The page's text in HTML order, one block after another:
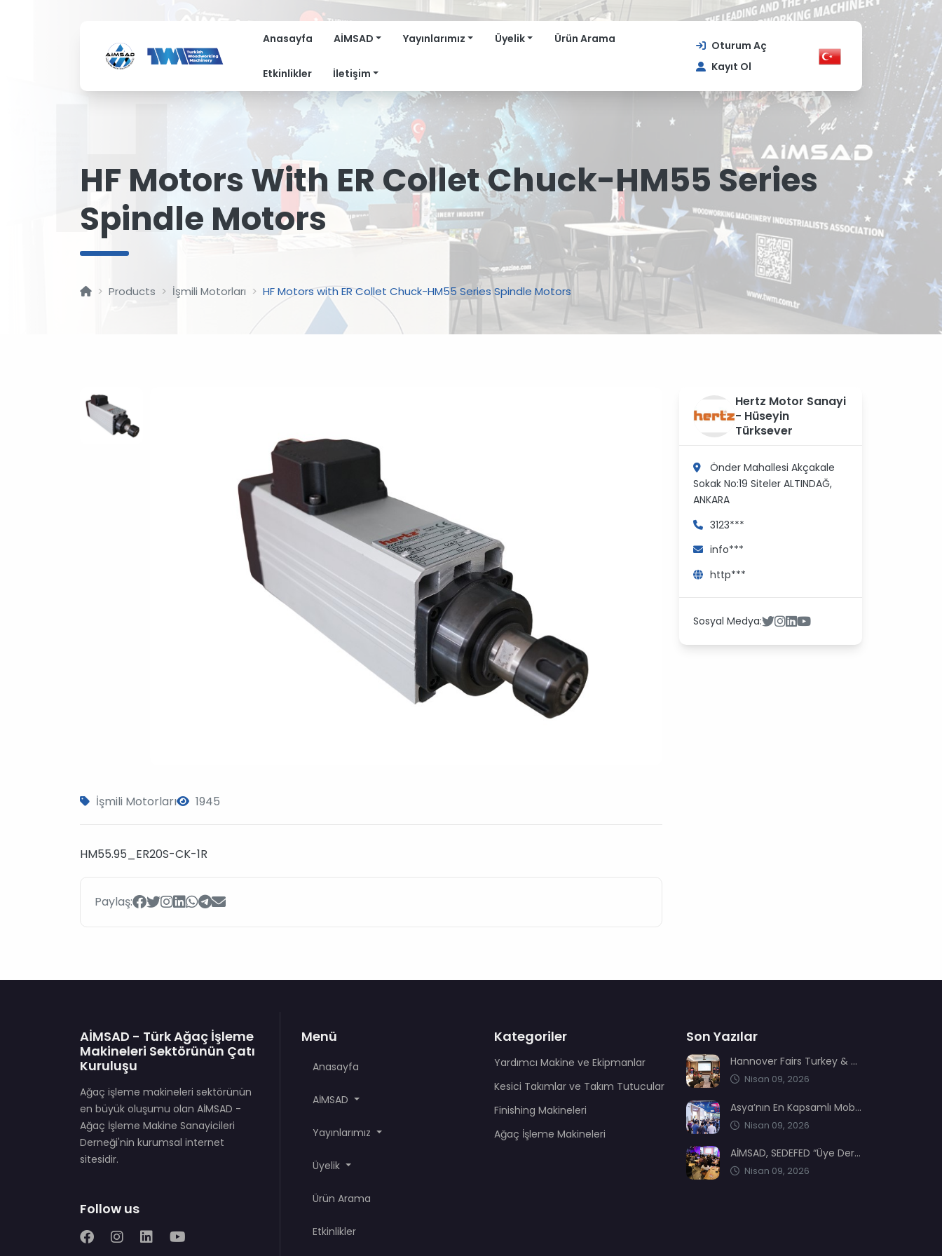
Anasayfa AİMSAD Yayınlarımız Üyelik Ürün Arama
Etkinlikler İletişim
Oturum Aç
Kayıt Ol
H
HF Motors With ER Collet Chuck-HM55 Series
Spindle Motors
Products İşmili Motorları HF Motors with ER Collet Chuck-HM55 Series Spindle Motors
İşmili Motorları 1945
HM55.95_ER20S-CK-1R
Paylaş:
Hertz Motor Sanayi
- Hüseyin
Türksever
Önder Mahallesi Akçakale
Sokak No:19 Siteler ALTINDAĞ,
ANKARA
3123***
info***
http***
Sosyal Medya:
AİMSAD - Türk Ağaç İşleme
Makineleri Sektörünün Çatı
Kuruluşu
Ağaç işleme makineleri sektörünün
en büyük oluşumu olan AİMSAD -
Ağaç İşleme Makine Sanayicileri
Derneği'nin kurumsal internet
sitesidir.
Follow us
Menü
Anasayfa
AİMSAD
Yayınlarımız
Üyelik
Ürün Arama
Etkinlikler
Kategoriler
Yardımcı Makine ve Ekipmanlar
Kesici Takımlar ve Takım Tutucular
Finishing Makineleri
Ağaç İşleme Makineleri
Son Yazılar
Hannover Fairs Turkey & MENA sektör dernekleriyle bir araya geldi
Nisan 09, 2026
Asya’nın En Kapsamlı Mobilya Üretimi ve Ağaç İşleme Fuarı: CIFM / Interzum Guangzhou
Nisan 09, 2026
AİMSAD, SEDEFED “Üye Dernekler Etki ve Değer Buluşması’nda” yerini aldı
Nisan 09, 2026